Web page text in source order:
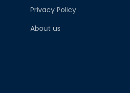
Privacy Policy
About us